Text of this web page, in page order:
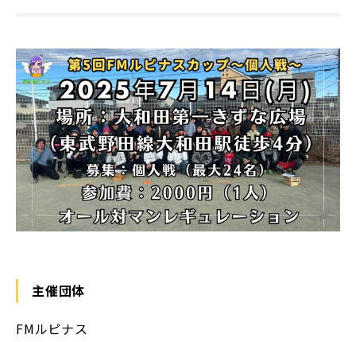
主催団体
FMルピナス